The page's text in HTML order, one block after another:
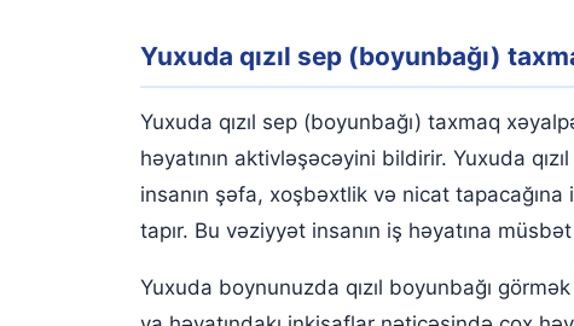
Yuxuda qızıl sep (boyunbağı)
Yuxuda qızıl sep (boyunbağı) taxmaq
həyatının aktivləşəcəyini bildirir. Yuxuda
insanın şəfa, xoşbəxtlik və nicat
tapır. Bu vəziyyət insanın iş həyatına
Yuxuda boynunuzda qızıl boyunbağı